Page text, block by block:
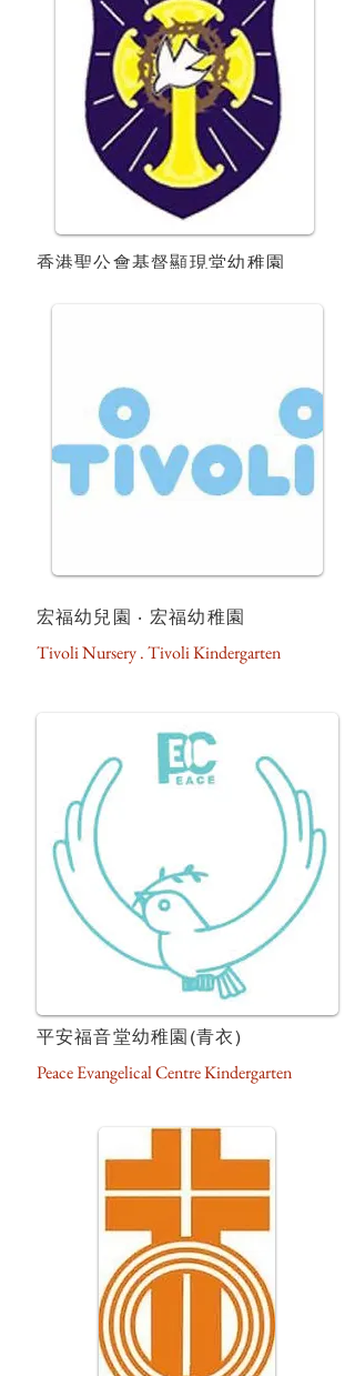
香港聖公會基督顯現堂幼稚園
宏福幼兒園 ‧ 宏福幼稚園
Tivoli Nursery . Tivoli Kindergarten
平安福音堂幼稚園(青衣)
Peace Evangelical Centre Kindergarten